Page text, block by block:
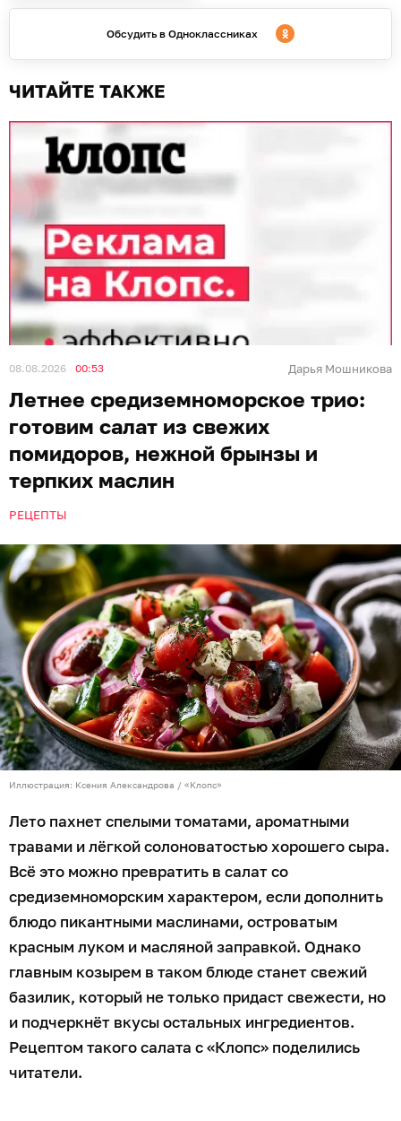
Обсудить в Одноклассниках
ЧИТАЙТЕ ТАКЖЕ
08.08.2026 00:53 Дарья Мошникова
Летнее средиземноморское трио:
готовим салат из свежих
помидоров, нежной брынзы и
терпких маслин
РЕЦЕПТЫ
Иллюстрация: Ксения Александрова / «Клопс»
Лето пахнет спелыми томатами, ароматными
травами и лёгкой солоноватостью хорошего сыра.
Всё это можно превратить в салат со
средиземноморским характером, если дополнить
блюдо пикантными маслинами, островатым
красным луком и масляной заправкой. Однако
главным козырем в таком блюде станет свежий
базилик, который не только придаст свежести, но
и подчеркнёт вкусы остальных ингредиентов.
Рецептом такого салата с «Клопс» поделились
читатели.